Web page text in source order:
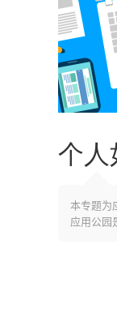
个人
本专题为
应用公园